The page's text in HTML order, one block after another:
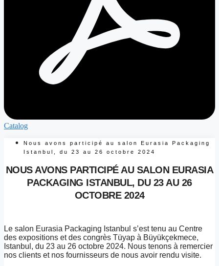
Catalog
Nous avons participé au salon Eurasia Packaging
Istanbul, du 23 au 26 octobre 2024
NOUS AVONS PARTICIPÉ AU SALON EURASIA
PACKAGING ISTANBUL, DU 23 AU 26
OCTOBRE 2024
Le salon Eurasia Packaging Istanbul s’est tenu au Centre
des expositions et des congrès Tüyap à Büyükçekmece,
Istanbul, du 23 au 26 octobre 2024. Nous tenons à remercier
nos clients et nos fournisseurs de nous avoir rendu visite.